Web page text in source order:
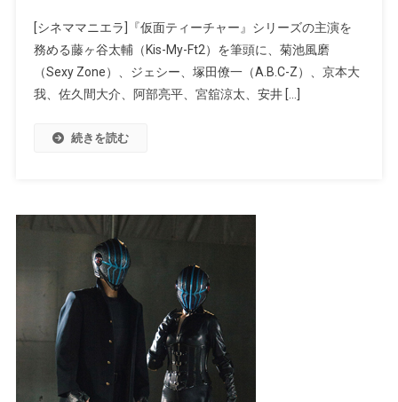
[シネママニエラ]『仮面ティーチャー』シリーズの主演を
務める藤ヶ谷太輔（Kis-My-Ft2）を筆頭に、菊池風磨
（Sexy Zone）、ジェシー、塚田僚一（A.B.C-Z）、京本大
我、佐久間大介、阿部亮平、宮舘涼太、安井 […]
続きを読む